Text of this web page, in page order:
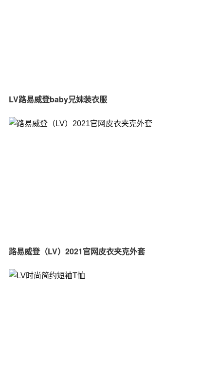
LV路易威登baby兄妹装衣服
路易威登（LV）2021官网皮衣夹克外套